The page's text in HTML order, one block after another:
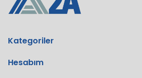
Kategoriler
Hesabım